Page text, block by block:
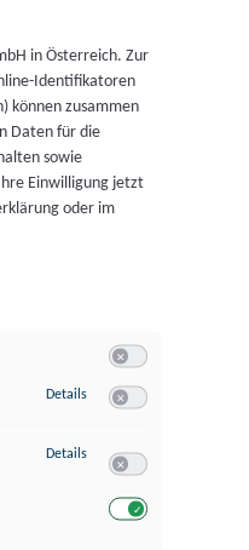
in Österreich. Zur
Identifikatoren
können zusammen
Daten für die
sowie
Einwilligung jetzt
oder im
Details zu Speichern von oder
Details zu Verwendung